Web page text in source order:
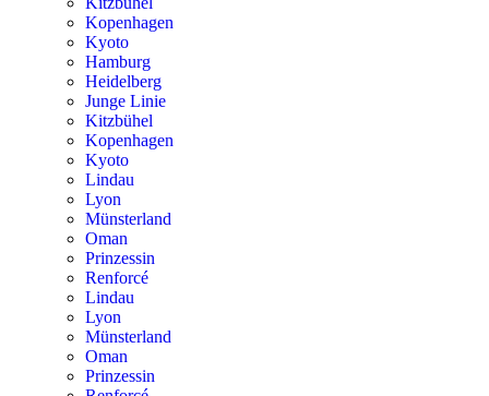
Kopenhagen
Kyoto
Hamburg
Heidelberg
Junge Linie
Kitzbühel
Kopenhagen
Kyoto
Lindau
Lyon
Münsterland
Oman
Prinzessin
Renforcé
Lindau
Lyon
Münsterland
Oman
Prinzessin